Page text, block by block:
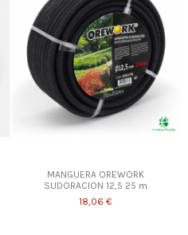
MANGUERA OREWORK
SUDORACION 12,5 25 m
18,06 €